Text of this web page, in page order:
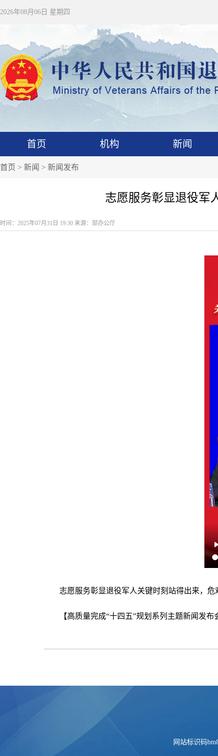
2026年08月06日 星期四
首页 机构 新闻
首页 > 新闻 > 新闻发布
志愿服务彰显退役军
时间：2025年07月31日 19:30 来源：部办公厅
志愿服务彰显退役军人关键时刻站得出来，
【高质量完成“十四五”规划系列主题新闻发
网站标识码